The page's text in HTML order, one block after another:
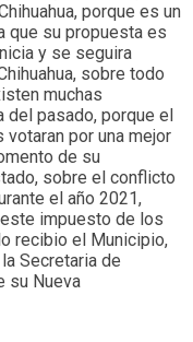
porque es un
que su propuesta es
y se seguira
sobre todo
muchas
del pasado, porque el
por una mejor
de su
sobre el conflicto
el año 2021,
impuesto de los
recibio el Municipio,
Secretaria de
su Nueva